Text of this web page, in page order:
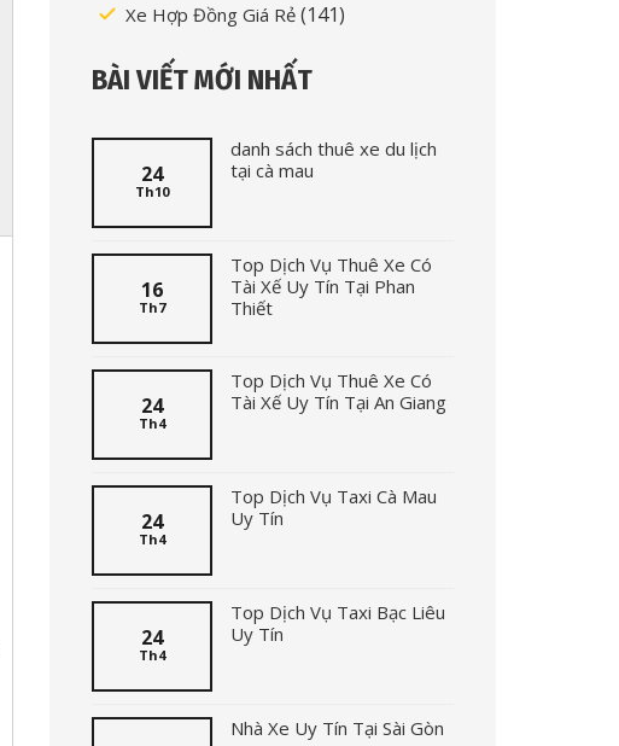
Xe Hợp Đồng Giá Rẻ (141)
BÀI VIẾT MỚI NHẤT
24
Th10
danh sách thuê xe du lịch
tại cà mau
16
Th7
Top Dịch Vụ Thuê Xe Có
Tài Xế Uy Tín Tại Phan
Thiết
24
Th4
Top Dịch Vụ Thuê Xe Có
Tài Xế Uy Tín Tại An Giang
24
Th4
Top Dịch Vụ Taxi Cà Mau
Uy Tín
24
Th4
Top Dịch Vụ Taxi Bạc Liêu
Uy Tín
Nhà Xe Uy Tín Tại Sài Gòn